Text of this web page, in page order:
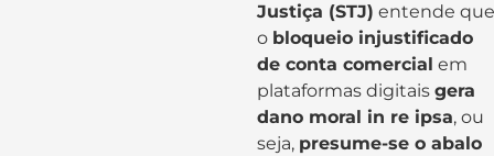
Justiça (STJ) entende que
o bloqueio injustificado
de conta comercial em
plataformas digitais gera
dano moral in re ipsa, ou
seja, presume-se o abalo